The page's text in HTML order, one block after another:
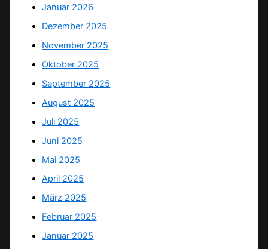
Januar 2026
Dezember 2025
November 2025
Oktober 2025
September 2025
August 2025
Juli 2025
Juni 2025
Mai 2025
April 2025
März 2025
Februar 2025
Januar 2025